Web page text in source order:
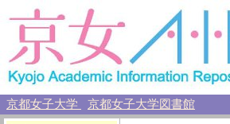
京都女子大学 京都女子大学図書館